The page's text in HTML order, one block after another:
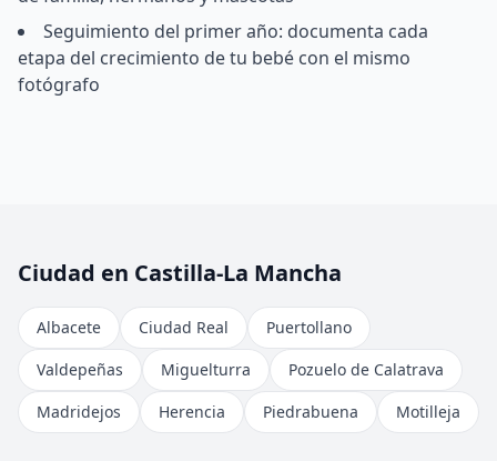
Seguimiento del primer año: documenta cada
etapa del crecimiento de tu bebé con el mismo
fotógrafo
Ciudad en Castilla-La Mancha
Albacete Ciudad Real
Puertollano
Valdepeñas
Miguelturra
Pozuelo de Calatrava
Madridejos
Herencia Piedrabuena Motilleja